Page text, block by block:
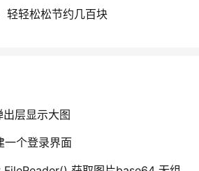
轻轻松松节约几百块
层显示大图
个登录界面